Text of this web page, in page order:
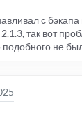
с
так вот
подобного не